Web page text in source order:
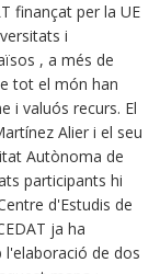
finançat per la UE
i
, a més de
tot el món han
i valuós recurs. El
Alier i el seu
Autònoma de
participants hi
d'Estudis de
ja ha
de dos